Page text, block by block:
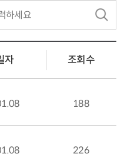
검
색
자 조회수
188
226